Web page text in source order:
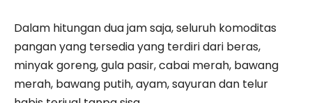
Dalam hitungan dua jam saja, seluruh komoditas
pangan yang tersedia yang terdiri dari beras,
minyak goreng, gula pasir, cabai merah, bawang
merah, bawang putih, ayam, sayuran dan telur